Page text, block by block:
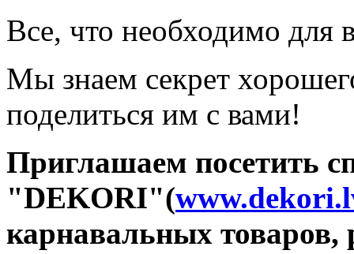
Все, что необходимо для
Мы знаем секрет
поделиться им с вами!
Приглашаем посетить
"DEKORI"(
карнавальных товаров,